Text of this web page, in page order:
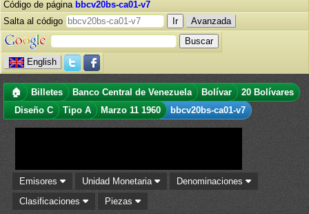
Código de página bbcv20bs-ca01-v7
Salta al código
Avanzada
English
🏠 Billetes Banco Central de Venezuela Bolívar
20 Bolívares
Diseño C
Tipo A Marzo 11 1960 bbcv20bs-ca01-v7
Emisores Unidad Monetaria
Denominaciones
Clasificaciones
Piezas